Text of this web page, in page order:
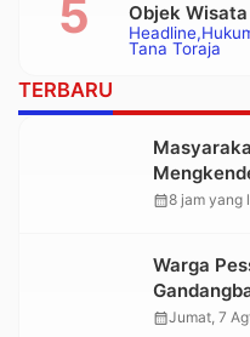
Headline
Tana Toraja
Objek
Polisi
TERBARU
yang
calendar_month8 jam yang
Warga
Kabupaten
calendar_monthJumat, 7